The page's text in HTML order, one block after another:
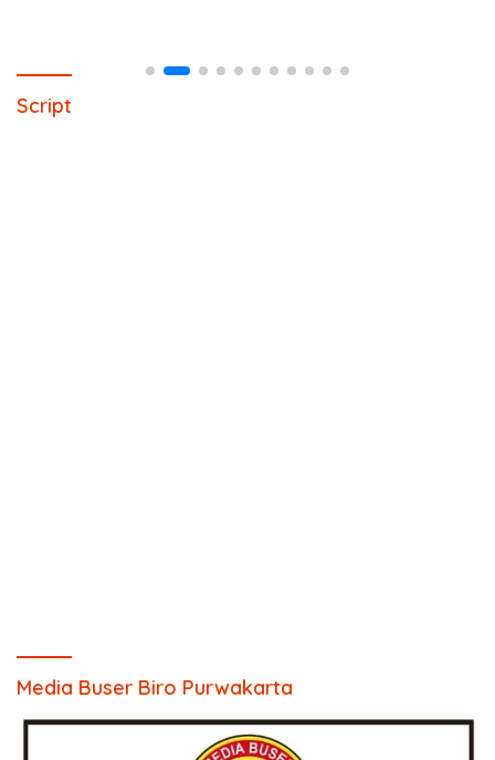
Script
Media Buser Biro Purwakarta